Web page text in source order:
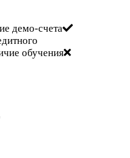
демо-счета
обучения